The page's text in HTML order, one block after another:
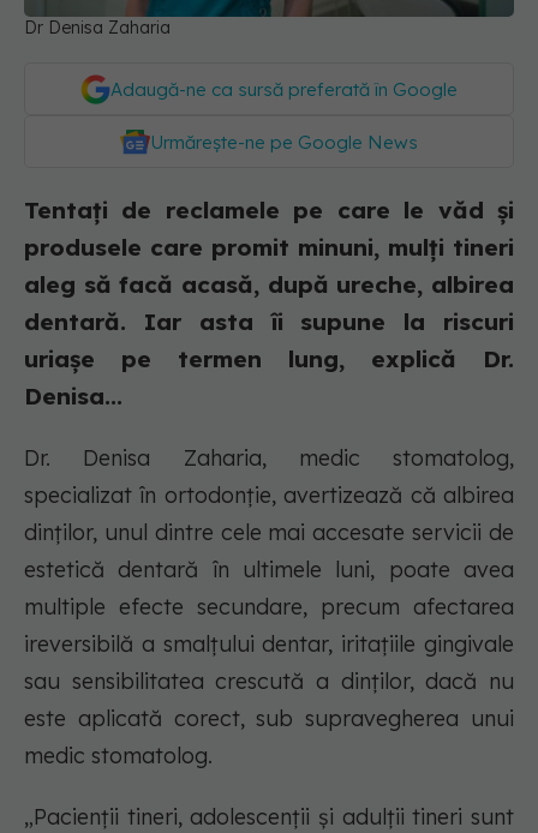
Dr Denisa Zaharia
Adaugă-ne ca sursă preferată în Google
Urmărește-ne pe Google News
Tentați de reclamele pe care le văd și
produsele care promit minuni, mulți tineri
aleg să facă acasă, după ureche, albirea
dentară. Iar asta îi supune la riscuri
uriașe pe termen lung, explică Dr.
Denisa...
Dr. Denisa Zaharia, medic stomatolog,
specializat în ortodonție, avertizează că albirea
dinților, unul dintre cele mai accesate servicii de
estetică dentară în ultimele luni, poate avea
multiple efecte secundare, precum afectarea
ireversibilă a smalțului dentar, iritațiile gingivale
sau sensibilitatea crescută a dinților, dacă nu
este aplicată corect, sub supravegherea unui
medic stomatolog.
„Pacienții tineri, adolescenții și adulții tineri sunt